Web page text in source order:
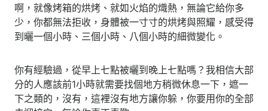
啊，就像烤箱的烘烤、就如火焰的熾熱，無論它給你多
少，你都無法拒收，身體被一寸寸的烘烤與照耀，感受得
到曬一個小時、三個小時、八個小時的細微變化。
你有經驗過，從早上七點被曬到晚上七點嗎？我相信大部
分的人應該前1小時就需要找個地方稍微休息一下，遮一
下之類的，沒有，這裡沒有地方讓你躲，你要用你的全部